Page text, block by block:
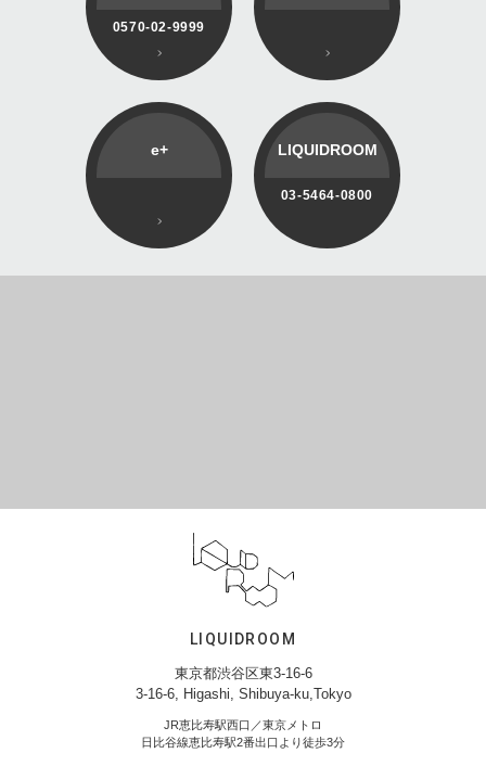
0570-02-9999
e+ LIQUIDROOM
03-5464-0800
LIQUIDROOM
東京都渋谷区東3-16-6
3-16-6, Higashi, Shibuya-ku,Tokyo
JR恵比寿駅西口／東京メトロ
日比谷線恵比寿駅2番出口より徒歩3分